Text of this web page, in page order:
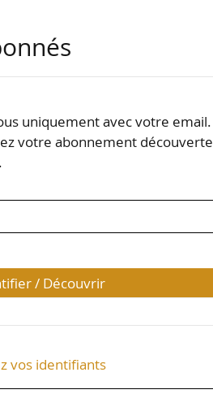
uniquement avec votre email.
votre abonnement découverte
/ Découvrir
vos identifiants